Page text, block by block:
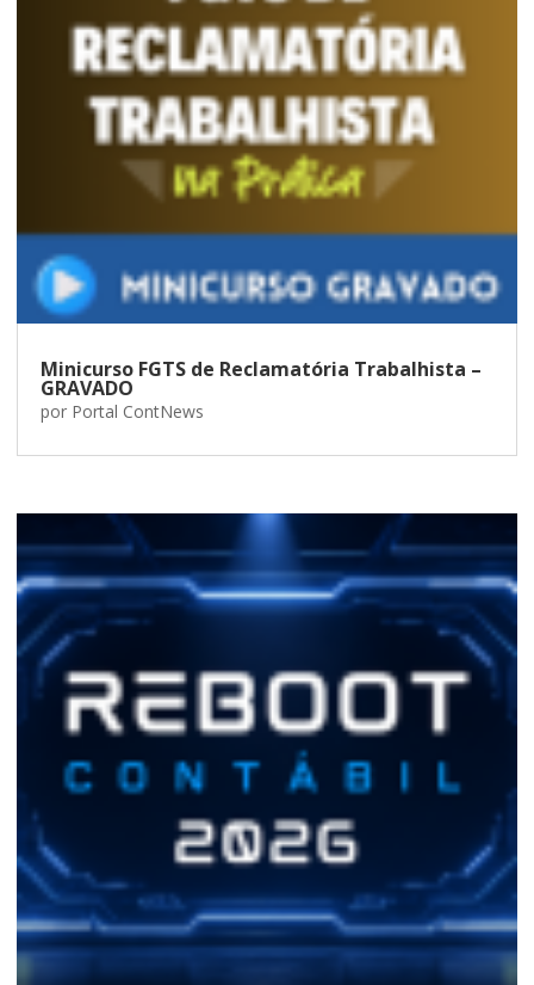
Minicurso FGTS de Reclamatória Trabalhista –
GRAVADO
por Portal ContNews